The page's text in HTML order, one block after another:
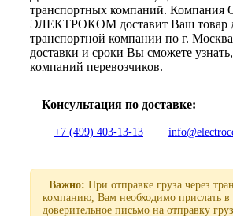
транспортных компаний.
ЭЛЕКТРОКОМ доставит Ваш товар
транспортной компании по г.
доставки и сроки Вы сможете
компаний перевозчиков.
Консультация по доставке:
+7 (499) 403-13-13
Важно: При отправке груза через
компанию, Вам необходимо прислать в
доверительное письмо на отправку